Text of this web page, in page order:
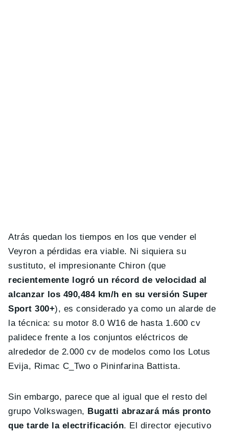
Atrás quedan los tiempos en los que vender el
Veyron a pérdidas era viable. Ni siquiera su
sustituto, el impresionante Chiron (que
recientemente logró un récord de velocidad al
alcanzar los 490,484 km/h en su versión Super
Sport 300+), es considerado ya como un alarde de
la técnica: su motor 8.0 W16 de hasta 1.600 cv
palidece frente a los conjuntos eléctricos de
alrededor de 2.000 cv de modelos como los Lotus
Evija, Rimac C_Two o Pininfarina Battista.
Sin embargo, parece que al igual que el resto del
grupo Volkswagen, Bugatti abrazará más pronto
que tarde la electrificación. El director ejecutivo